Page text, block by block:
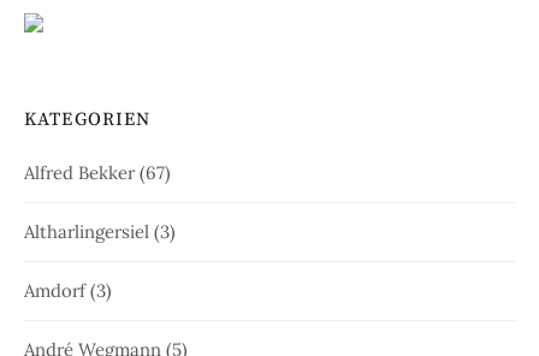
KATEGORIEN
Alfred Bekker(67)
Altharlingersiel (3)
Amdorf(3)
André Wegmann (5)